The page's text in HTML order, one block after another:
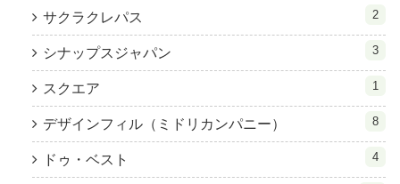
サクラクレパス 2
シナップスジャパン 3
スクエア 1
デザインフィル（ミドリカンパニー） 8
ドゥ・ベスト 4